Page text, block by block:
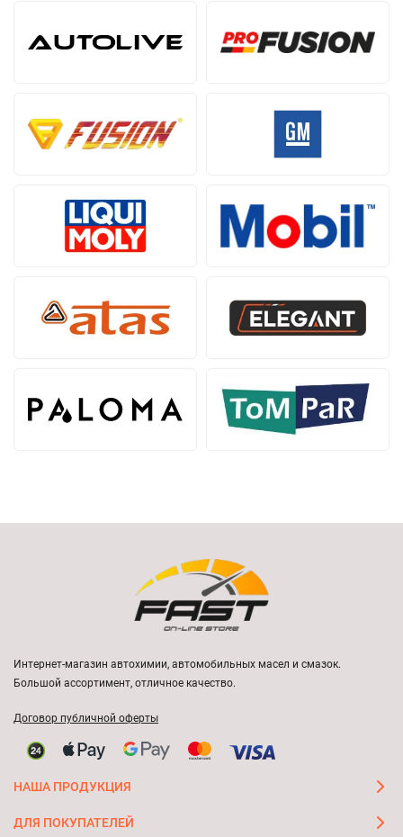
Интернет-магазин автохимии, автомобильных масел и смазок.
Большой ассортимент, отличное качество.
Договор публичной оферты
НАША ПРОДУКЦИЯ
ДЛЯ ПОКУПАТЕЛЕЙ